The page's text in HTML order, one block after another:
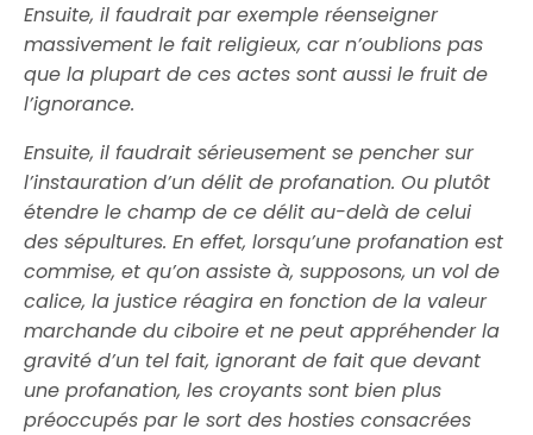
Ensuite, il faudrait par exemple réenseigner
massivement le fait religieux, car n’oublions pas
que la plupart de ces actes sont aussi le fruit de
l’ignorance.
Ensuite, il faudrait sérieusement se pencher sur
l’instauration d’un délit de profanation. Ou plutôt
étendre le champ de ce délit au-delà de celui
des sépultures. En effet, lorsqu’une profanation est
commise, et qu’on assiste à, supposons, un vol de
calice, la justice réagira en fonction de la valeur
marchande du ciboire et ne peut appréhender la
gravité d’un tel fait, ignorant de fait que devant
une profanation, les croyants sont bien plus
préoccupés par le sort des hosties consacrées